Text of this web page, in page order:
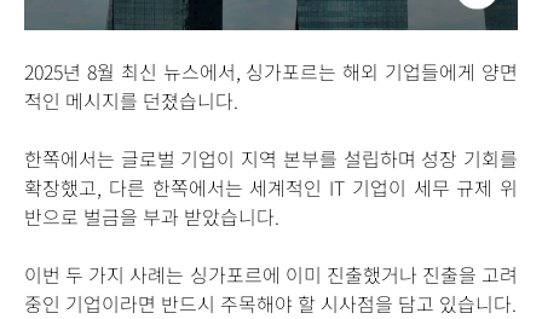
2025년 8월 최신 뉴스에서, 싱가포르는 해외 기업들에게 양면
적인 메시지를 던졌습니다.
한쪽에서는 글로벌 기업이 지역 본부를 설립하며 성장 기회를
확장했고, 다른 한쪽에서는 세계적인 IT 기업이 세무 규제 위
반으로 벌금을 부과 받았습니다.
이번 두 가지 사례는 싱가포르에 이미 진출했거나 진출을 고려
중인 기업이라면 반드시 주목해야 할 시사점을 담고 있습니다.